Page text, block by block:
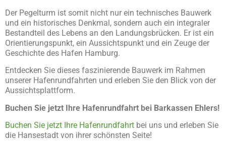
Der Pegelturm ist somit nicht nur ein technisches Bauwerk
und ein historisches Denkmal, sondern auch ein integraler
Bestandteil des Lebens an den Landungsbrücken. Er ist ein
Orientierungspunkt, ein Aussichtspunkt und ein Zeuge der
Geschichte des Hafen Hamburg.
Entdecken Sie dieses faszinierende Bauwerk im Rahmen
unserer Hafenrundfahrten und erleben Sie den Blick von der
Aussichtsplattform.
Buchen Sie jetzt Ihre Hafenrundfahrt bei Barkassen Ehlers!
Buchen Sie jetzt Ihre Hafenrundfahrt bei uns und erleben Sie
die Hansestadt von ihrer schönsten Seite!